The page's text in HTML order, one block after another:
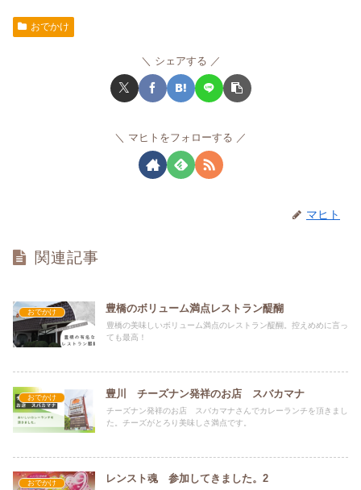
おでかけ
シェアする
マヒトをフォローする
マヒト
関連記事
おでかけ 豊橋のボリューム満点レストラン醍醐
豊橋の美味しいボリューム満点のレストラン醍醐。控えめめに言っ
ても最高！
おでかけ 豊川 チーズナン発祥のお店 スバカマナ
チーズナン発祥のお店 スバカマナさんでカレーランチを頂きまし
た。チーズがとろり美味しさ満点です。
おでかけ レンスト魂 参加してきました。2